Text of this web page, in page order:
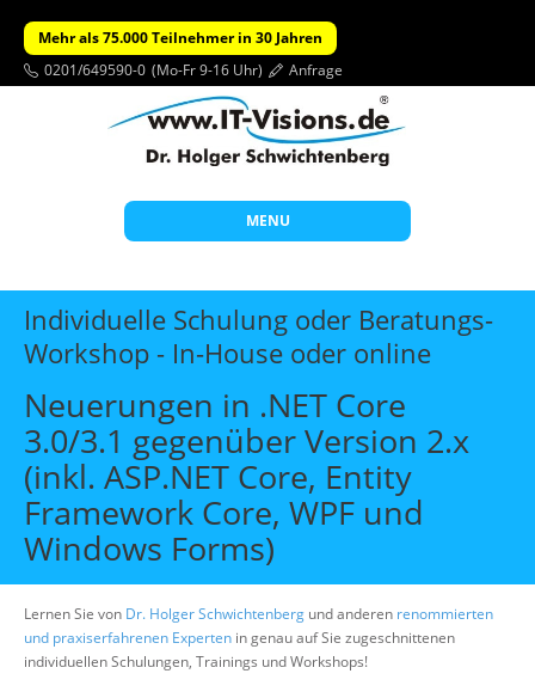
Mehr als 75.000 Teilnehmer in 30 Jahren
0201/649590-0 (Mo-Fr 9-16 Uhr) Anfrage
MENU
Start
Themen
Individuelle Schulungen
Offene Seminare
Wissen
Über uns
Individuelle Schulung oder Beratungs-
Workshop - In-House oder online
Neuerungen in .NET Core
3.0/3.1 gegenüber Version 2.x
(inkl. ASP.NET Core, Entity
Framework Core, WPF und
Windows Forms)
Lernen Sie von Dr. Holger Schwichtenberg und anderen renommierten
und praxiserfahrenen Experten in genau auf Sie zugeschnittenen
individuellen Schulungen, Trainings und Workshops!